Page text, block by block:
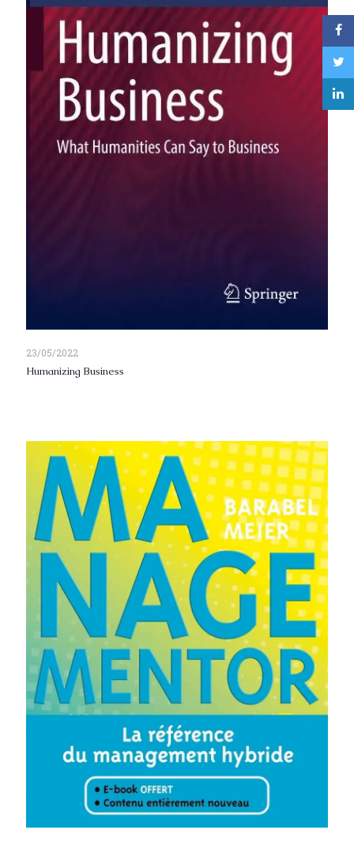
23/05/2022
Humanizing Business